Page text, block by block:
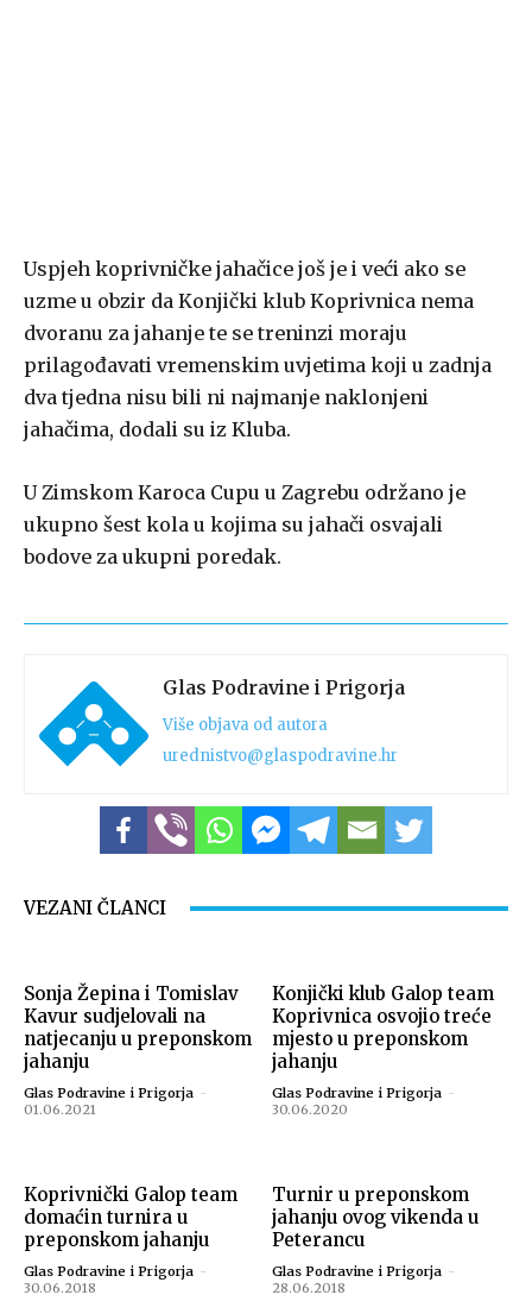
Uspjeh koprivničke jahačice još je i veći ako se
uzme u obzir da Konjički klub Koprivnica nema
dvoranu za jahanje te se treninzi moraju
prilagođavati vremenskim uvjetima koji u zadnja
dva tjedna nisu bili ni najmanje naklonjeni
jahačima, dodali su iz Kluba.
U Zimskom Karoca Cupu u Zagrebu održano je
ukupno šest kola u kojima su jahači osvajali
bodove za ukupni poredak.
Glas Podravine i Prigorja
Više objava od autora
urednistvo@glaspodravine.hr
VEZANI ČLANCI
Sonja Žepina i Tomislav
Kavur sudjelovali na
natjecanju u preponskom
jahanju
Glas Podravine i Prigorja -
01.06.2021
Konjički klub Galop team
Koprivnica osvojio treće
mjesto u preponskom
jahanju
Glas Podravine i Prigorja -
30.06.2020
Koprivnički Galop team
domaćin turnira u
preponskom jahanju
Glas Podravine i Prigorja -
30.06.2018
Turnir u preponskom
jahanju ovog vikenda u
Peterancu
Glas Podravine i Prigorja -
28.06.2018